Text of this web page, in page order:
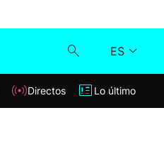
ES
Klisk
Directos Lo último